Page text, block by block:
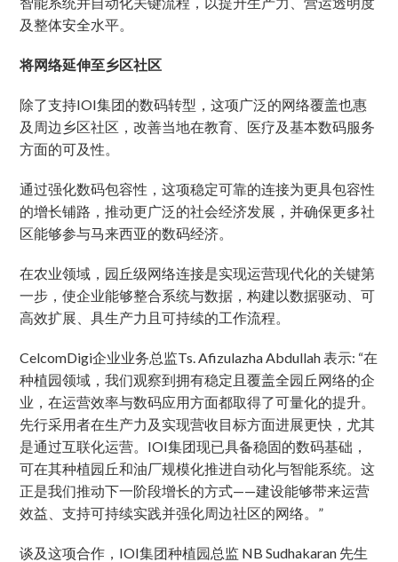
及整体安全水平。
将网络延伸至乡区社区
除了支持IOI集团的数码转型，这项广泛的网络覆盖也惠
及周边乡区社区，改善当地在教育、医疗及基本数码服务
方面的可及性。
通过强化数码包容性，这项稳定可靠的连接为更具包容性
的增长铺路，推动更广泛的社会经济发展，并确保更多社
区能够参与马来西亚的数码经济。
在农业领域，园丘级网络连接是实现运营现代化的关键第
一步，使企业能够整合系统与数据，构建以数据驱动、可
高效扩展、具生产力且可持续的工作流程。
CelcomDigi企业业务总监Ts. Afizulazha Abdullah 表示: “在
种植园领域，我们观察到拥有稳定且覆盖全园丘网络的企
业，在运营效率与数码应用方面都取得了可量化的提升。
先行采用者在生产力及实现营收目标方面进展更快，尤其
是通过互联化运营。IOI集团现已具备稳固的数码基础，
可在其种植园丘和油厂规模化推进自动化与智能系统。这
正是我们推动下一阶段增长的方式——建设能够带来运营
效益、支持可持续实践并强化周边社区的网络。”
谈及这项合作，IOI集团种植园总监 NB Sudhakaran 先生